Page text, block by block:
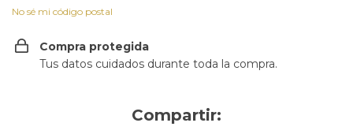
No sé mi código postal
Compra protegida
Tus datos cuidados durante toda la compra.
Compartir: